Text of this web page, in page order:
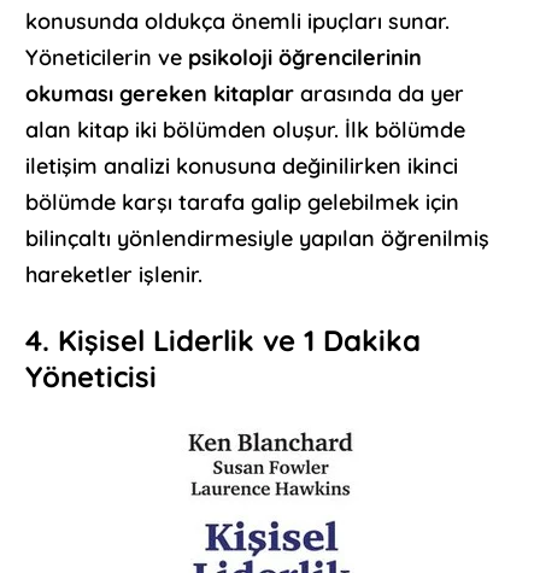
konusunda oldukça önemli ipuçları sunar.
Yöneticilerin ve psikoloji öğrencilerinin
okuması gereken kitaplar arasında da yer
alan kitap iki bölümden oluşur. İlk bölümde
iletişim analizi konusuna değinilirken ikinci
bölümde karşı tarafa galip gelebilmek için
bilinçaltı yönlendirmesiyle yapılan öğrenilmiş
hareketler işlenir.
4. Kişisel Liderlik ve 1 Dakika
Yöneticisi